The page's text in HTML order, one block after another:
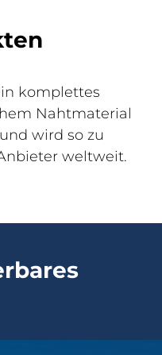
komplettes
Nahtmaterial
wird so zu
weltweit.